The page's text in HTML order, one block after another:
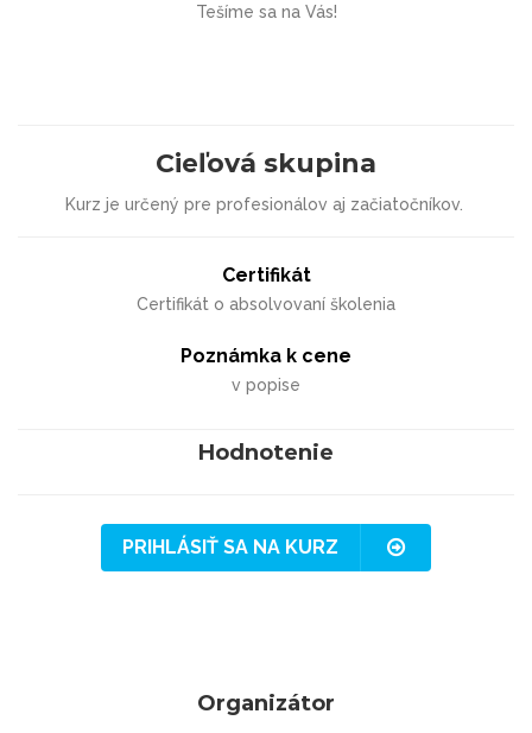
Tešíme sa na Vás!
Cieľová skupina
Kurz je určený pre profesionálov aj začiatočníkov.
Certifikát
Certifikát o absolvovaní školenia
Poznámka k cene
v popise
Hodnotenie
PRIHLÁSIŤ SA NA KURZ
Organizátor